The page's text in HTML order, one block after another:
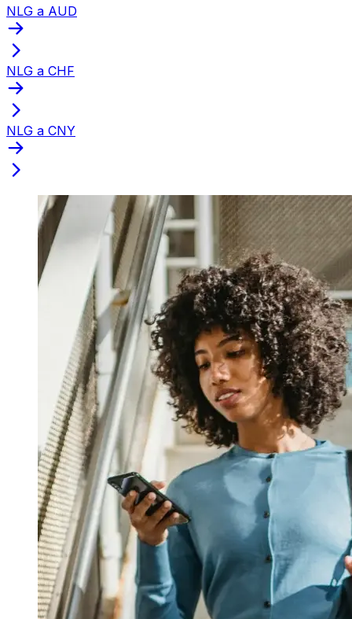
NLG a AUD
NLG a CHF
NLG a CNY